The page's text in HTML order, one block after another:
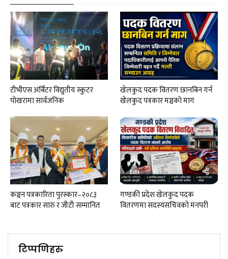
टीभीएस अर्बिटर विद्युतीय स्कुटर
पाेखरामा सार्वजनिक
खेलकुद पदक वितरण छानबिन गर्न
खेलकुद पत्रकार मञ्चकाे माग
कञ्चन पत्रकारिता पुरस्कार–२०८३
बाट पत्रकार सारु र जीटी सम्मानित
गण्डकी प्रदेश खेलकुद पदक
वितरणमा सदस्यसचिवकाे मनपरी
टिप्पणिहरु